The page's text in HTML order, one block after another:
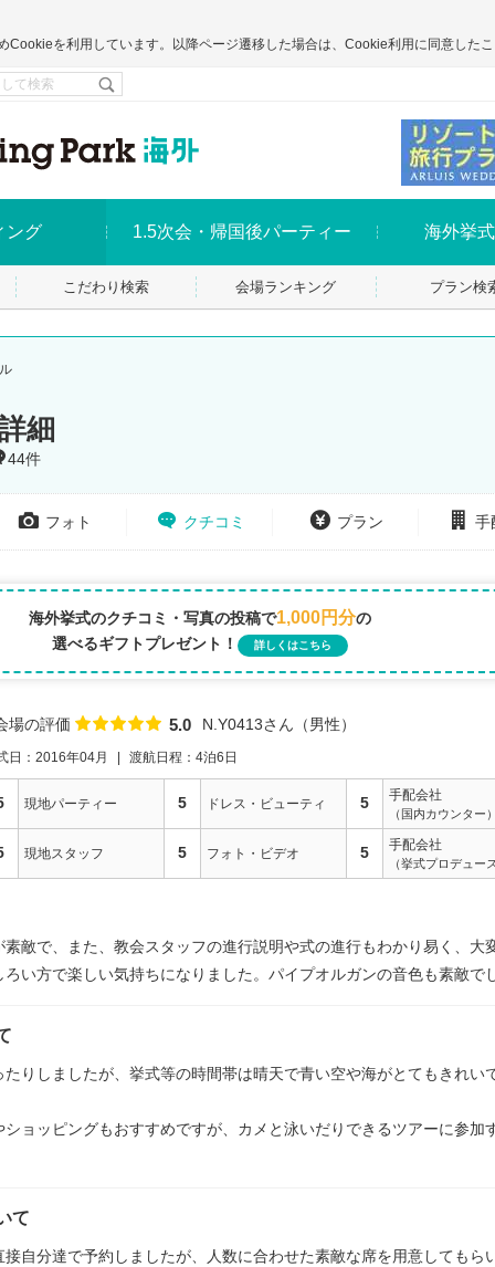
Cookieを利用しています。以降ページ遷移した場合は、Cookie利用に同意したこ
ング 1.5次会・帰国後パーティー 海外挙
こだわり検索 会場ランキング プラン検
細
44件
フォト クチコミ プラン 手
海外挙式のクチコミ・写真の投稿で1,000円分の
選べるギフトプレゼント！
詳しくはこちら
場の評価 点数
5.0 N.Y0413さん 男性
日：2016年04月 渡航日程：4泊6日
現地パーティー 5 ドレス・ビューティ 5 手配会社
（国内カウンター）
現地スタッフ 5 フォト・ビデオ 5 手配会社
（挙式プロデュース
敵で、また、教会スタッフの進行説明や式の進行もわかり易く、大
い方で楽しい気持ちになりました。パイプオルガンの音色も素敵で
りしましたが、挙式等の時間帯は晴天で青い空や海がとてもきれい
ョッピングもおすすめですが、カメと泳いだりできるツアーに参加
て
自分達で予約しましたが、人数に合わせた素敵な席を用意してもら